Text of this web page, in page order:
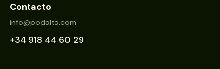
Contacto
info@podalta.com
+34 918 44 60 29